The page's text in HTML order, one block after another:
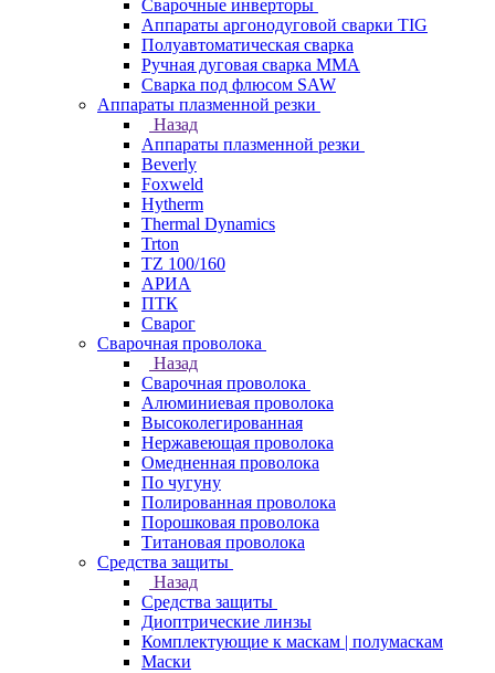
Сварочные инверторы
Аппараты аргонодуговой сварки TIG
Полуавтоматическая сварка
Ручная дуговая сварка MMA
Сварка под флюсом SAW
Аппараты плазменной резки
Назад
Аппараты плазменной резки
Beverly
Foxweld
Hytherm
Thermal Dynamics
Trton
TZ 100/160
АРИА
ПТК
Сварог
Сварочная проволока
Назад
Сварочная проволока
Алюминиевая проволока
Высоколегированная
Нержавеющая проволока
Омедненная проволока
По чугуну
Полированная проволока
Порошковая проволока
Титановая проволока
Средства защиты
Назад
Средства защиты
Диоптрические линзы
Комплектующие к маскам | полумаскам
Маски